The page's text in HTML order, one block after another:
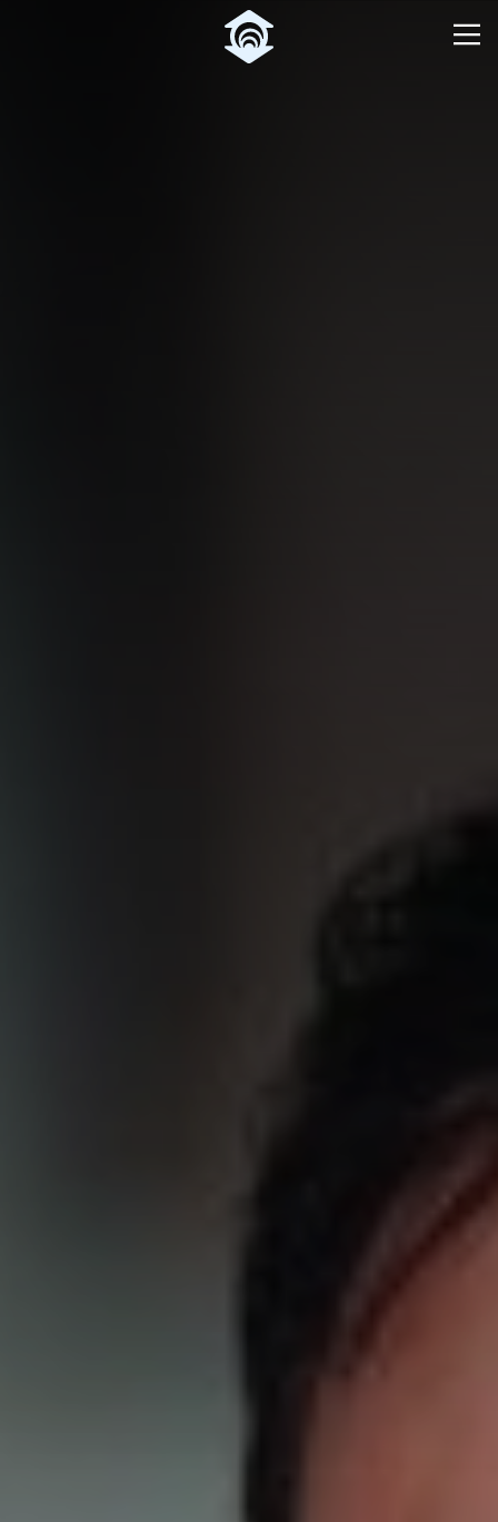
Pular para o Conteúdo principal